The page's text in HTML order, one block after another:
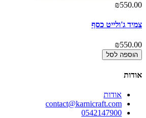
₪550.00
צמיד ג'ולייט כסף
₪550.00
הוספה לסל
אודות
אודות
contact@karnicraft.com
0542147900